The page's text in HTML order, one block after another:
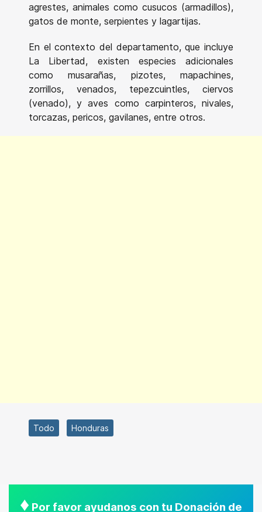
agrestes, animales como cusucos (armadillos),
gatos de monte, serpientes y lagartijas.
En el contexto del departamento, que incluye
La Libertad, existen especies adicionales
como musarañas, pizotes, mapachines,
zorrillos, venados, tepezcuintles, ciervos
(venado), y aves como carpinteros, nivales,
torcazas, pericos, gavilanes, entre otros.
Todo Honduras
♦ Por favor ayudanos con tu Donación de